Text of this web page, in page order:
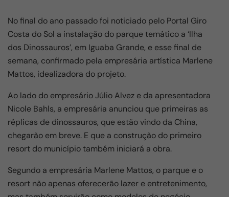
No final do ano passado foi noticiado pelo Portal Giro
Costa do Sol a instalação do parque temático a ‘Ilha
dos Dinossauros’, em Iguaba Grande, e esse final de
semana, confirmado pela empresária artística Marlene
Mattos, idealizadora do projeto.
Ao lado do empresário Júlio Alvez e da apresentadora
Nicole Bahls, a empresária anunciou que primeiras as
réplicas de dinossauros, que estão vindo da China,
chegarão em breve. E que a construção do primeiro
resort do município também iniciará a obra.
Segundo a empresária Marlene Mattos, o parque e o
resort não apenas oferecerão lazer e entretenimento,